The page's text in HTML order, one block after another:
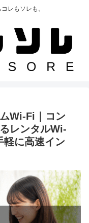
レもソレも。
Wi-Fi｜コン
レンタルWi-
軽に高速イン